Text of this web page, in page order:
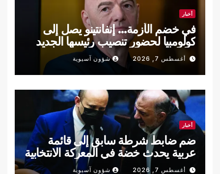
أخبار
في خضم الأزمة… إنفانتينو يصل إلى
كولومبيا لحضور تنصيب رئيسها الجديد
أغسطس 7, 2026 شؤون آسيوية
أخبار
ضم ضابط شرطة سابق إلى قائمة
عربية يحدث خضة في المعركة الانتخابية
الإسرائيلية
أغسطس 7, 2026 شؤون آسيوية